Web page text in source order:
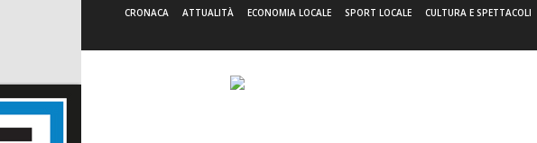
CRONACA ATTUALITÀ ECONOMIA LOCALE SPORT LOCALE CULTURA E SPETTACOLI